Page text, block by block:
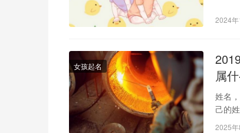
2024
女孩起名
属
姓名
己的
个好
2025